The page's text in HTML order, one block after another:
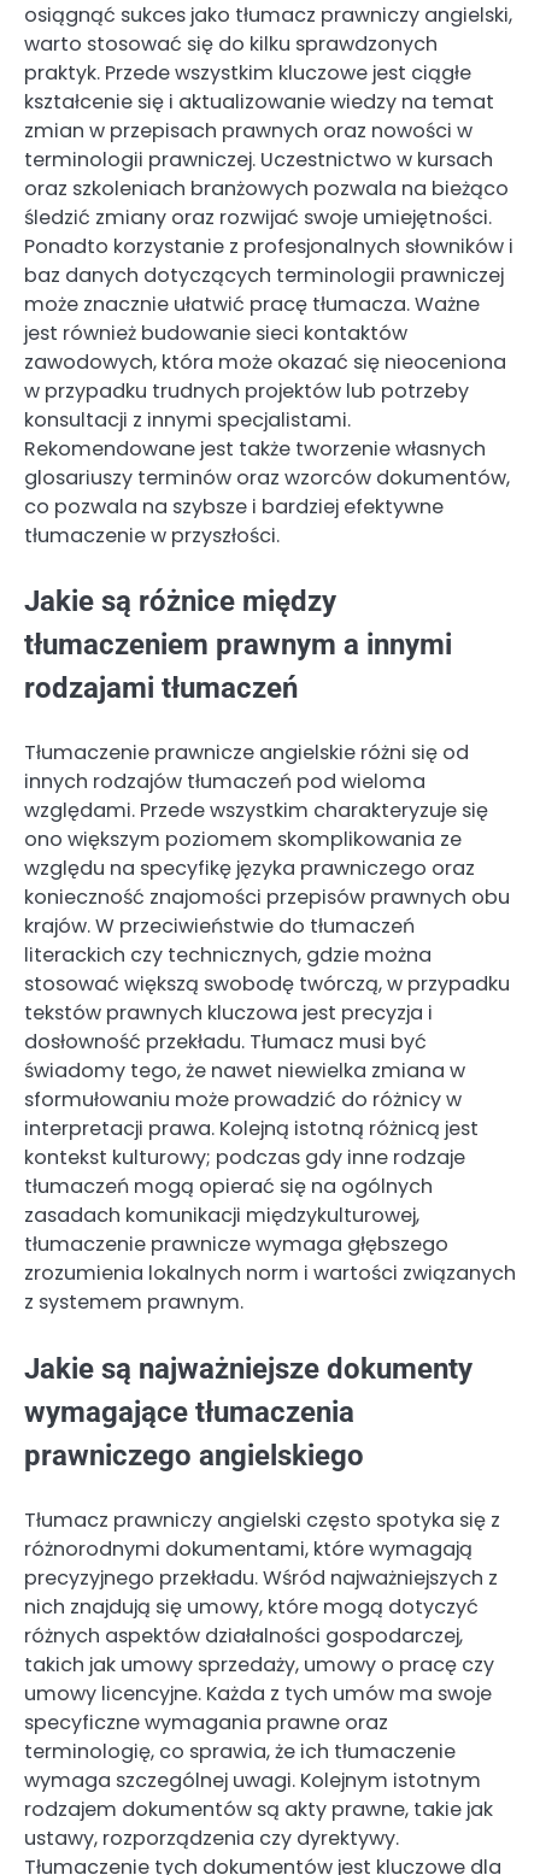
osiągnąć sukces jako tłumacz prawniczy angielski,
warto stosować się do kilku sprawdzonych
praktyk. Przede wszystkim kluczowe jest ciągłe
kształcenie się i aktualizowanie wiedzy na temat
zmian w przepisach prawnych oraz nowości w
terminologii prawniczej. Uczestnictwo w kursach
oraz szkoleniach branżowych pozwala na bieżąco
śledzić zmiany oraz rozwijać swoje umiejętności.
Ponadto korzystanie z profesjonalnych słowników i
baz danych dotyczących terminologii prawniczej
może znacznie ułatwić pracę tłumacza. Ważne
jest również budowanie sieci kontaktów
zawodowych, która może okazać się nieoceniona
w przypadku trudnych projektów lub potrzeby
konsultacji z innymi specjalistami.
Rekomendowane jest także tworzenie własnych
glosariuszy terminów oraz wzorców dokumentów,
co pozwala na szybsze i bardziej efektywne
tłumaczenie w przyszłości.
Jakie są różnice między
tłumaczeniem prawnym a innymi
rodzajami tłumaczeń
Tłumaczenie prawnicze angielskie różni się od
innych rodzajów tłumaczeń pod wieloma
względami. Przede wszystkim charakteryzuje się
ono większym poziomem skomplikowania ze
względu na specyfikę języka prawniczego oraz
konieczność znajomości przepisów prawnych obu
krajów. W przeciwieństwie do tłumaczeń
literackich czy technicznych, gdzie można
stosować większą swobodę twórczą, w przypadku
tekstów prawnych kluczowa jest precyzja i
dosłowność przekładu. Tłumacz musi być
świadomy tego, że nawet niewielka zmiana w
sformułowaniu może prowadzić do różnicy w
interpretacji prawa. Kolejną istotną różnicą jest
kontekst kulturowy; podczas gdy inne rodzaje
tłumaczeń mogą opierać się na ogólnych
zasadach komunikacji międzykulturowej,
tłumaczenie prawnicze wymaga głębszego
zrozumienia lokalnych norm i wartości związanych
z systemem prawnym.
Jakie są najważniejsze dokumenty
wymagające tłumaczenia
prawniczego angielskiego
Tłumacz prawniczy angielski często spotyka się z
różnorodnymi dokumentami, które wymagają
precyzyjnego przekładu. Wśród najważniejszych z
nich znajdują się umowy, które mogą dotyczyć
różnych aspektów działalności gospodarczej,
takich jak umowy sprzedaży, umowy o pracę czy
umowy licencyjne. Każda z tych umów ma swoje
specyficzne wymagania prawne oraz
terminologię, co sprawia, że ich tłumaczenie
wymaga szczególnej uwagi. Kolejnym istotnym
rodzajem dokumentów są akty prawne, takie jak
ustawy, rozporządzenia czy dyrektywy.
Tłumaczenie tych dokumentów jest kluczowe dla